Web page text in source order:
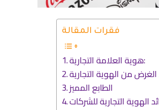
فقرات المقالة
هوية العلامة التجارية:
من الهوية التجارية
الطابع المميز
الهوية التجارية للشركات